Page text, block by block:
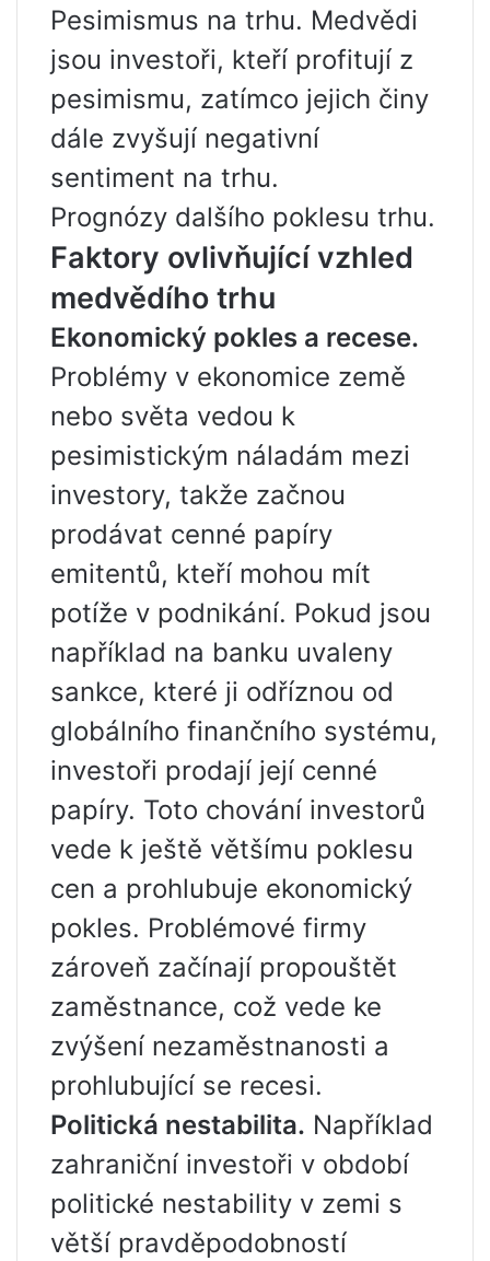
Pesimismus na trhu. Medvědi
jsou investoři, kteří profitují z
pesimismu, zatímco jejich činy
dále zvyšují negativní
sentiment na trhu.
Prognózy dalšího poklesu trhu.
Faktory ovlivňující vzhled
medvědího trhu
Ekonomický pokles a recese.
Problémy v ekonomice země
nebo světa vedou k
pesimistickým náladám mezi
investory, takže začnou
prodávat cenné papíry
emitentů, kteří mohou mít
potíže v podnikání. Pokud jsou
například na banku uvaleny
sankce, které ji odříznou od
globálního finančního systému,
investoři prodají její cenné
papíry. Toto chování investorů
vede k ještě většímu poklesu
cen a prohlubuje ekonomický
pokles. Problémové firmy
zároveň začínají propouštět
zaměstnance, což vede ke
zvýšení nezaměstnanosti a
prohlubující se recesi.
Politická nestabilita. Například
zahraniční investoři v období
politické nestability v zemi s
větší pravděpodobností